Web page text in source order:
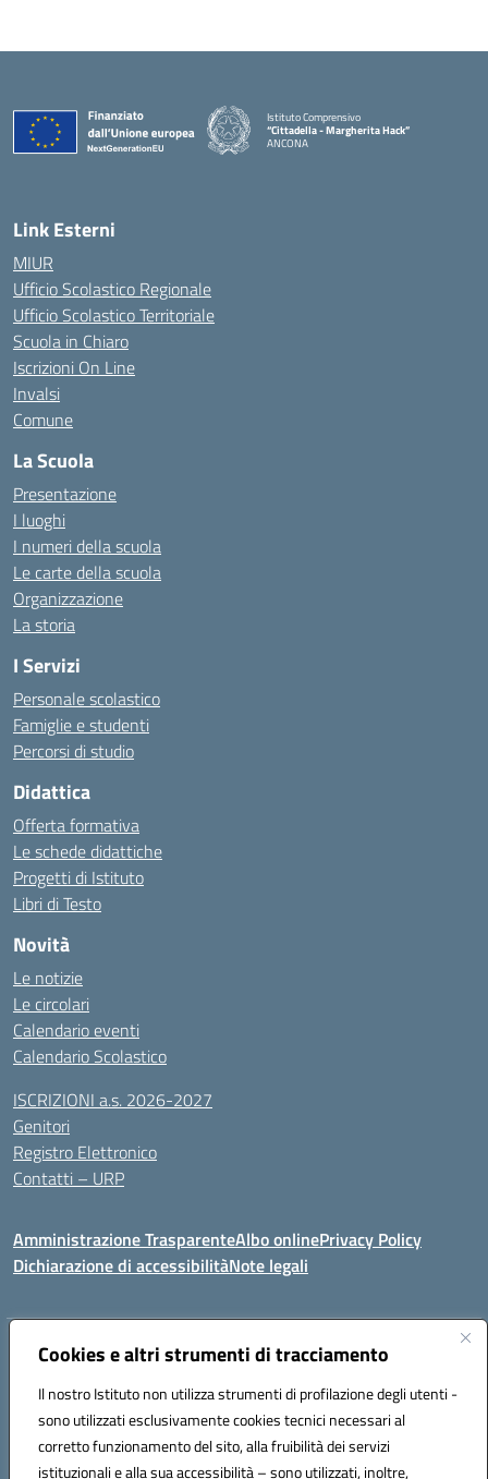
Cookies e altri strumenti di tracciamento
Il nostro Istituto non utilizza strumenti di profilazione degli utenti -
sono utilizzati esclusivamente cookies tecnici necessari al
corretto funzionamento del sito, alla fruibilità dei servizi
istituzionali e alla sua accessibilità – sono utilizzati, inoltre,
Istituto Comprensivo
“Cittadella - Margherita Hack”
ANCONA
Link Esterni
MIUR
Ufficio Scolastico Regionale
Ufficio Scolastico Territoriale
Scuola in Chiaro
Iscrizioni On Line
Invalsi
Comune
La Scuola
Presentazione
I luoghi
I numeri della scuola
Le carte della scuola
Organizzazione
La storia
I Servizi
Personale scolastico
Famiglie e studenti
Percorsi di studio
Didattica
Offerta formativa
Le schede didattiche
Progetti di Istituto
Libri di Testo
Novità
Le notizie
Le circolari
Calendario eventi
Calendario Scolastico
ISCRIZIONI a.s. 2026-2027
Genitori
Registro Elettronico
Contatti – URP
Amministrazione TrasparenteAlbo onlinePrivacy Policy
Dichiarazione di accessibilitàNote legali
Indirizzo:Via Tiziano, 50 - 60125 Ancona
Posta elettronica certificata (PEC):anic81600p@pec.istruzione.it
Codice fiscale: 93084460422
Codice meccanografico: ANIC81600P